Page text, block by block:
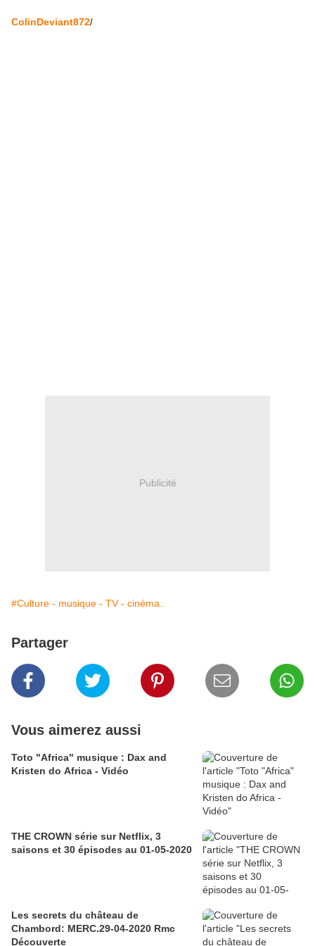
ColinDeviant872/
Publicité
#Culture - musique - TV - cinéma..
Partager
Vous aimerez aussi
Toto "Africa" musique : Dax and
Kristen do Africa - Vidéo
THE CROWN série sur Netflix, 3
saisons et 30 épisodes au 01-05-2020
Les secrets du château de
Chambord: MERC.29-04-2020 Rmc
Découverte